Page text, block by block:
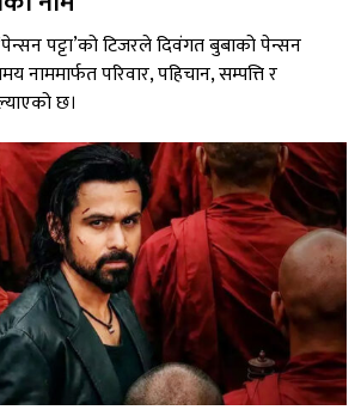
पट्टा’को टिजरले दिवंगत बुबाको पेन्सन
नाममार्फत परिवार, पहिचान, सम्पत्ति र
छ।